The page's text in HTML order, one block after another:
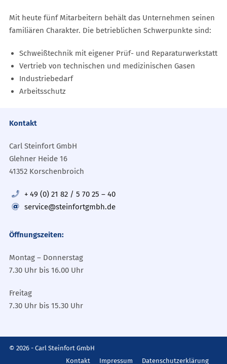
Mit heute fünf Mitarbeitern behält das Unternehmen seinen
familiären Charakter. Die betrieblichen Schwerpunkte sind:
Schweißtechnik mit eigener Prüf- und Reparaturwerkstatt
Vertrieb von technischen und medizinischen Gasen
Industriebedarf
Arbeitsschutz
Kontakt
Carl Steinfort GmbH
Glehner Heide 16
41352 Korschenbroich
+ 49 (0) 21 82 / 5 70 25 – 40
service@steinfortgmbh.de
Öffnungszeiten:
Montag – Donnerstag
7.30 Uhr bis 16.00 Uhr
Freitag
7.30 Uhr bis 15.30 Uhr
© 2026 - Carl Steinfort GmbH
Kontakt
Impressum Datenschutzerklärung